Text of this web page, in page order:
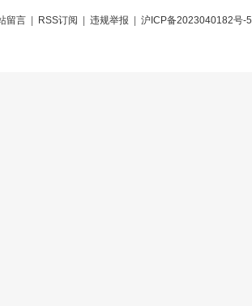
留言| RSS订阅 违规举报 沪ICP备2023040182号-5